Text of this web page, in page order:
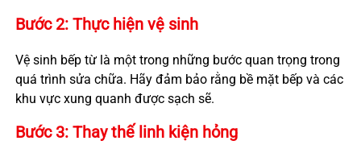
Bước 2: Thực hiện vệ sinh
Vệ sinh bếp từ là một trong những bước quan trọng trong
quá trình sửa chữa. Hãy đảm bảo rằng bề mặt bếp và các
khu vực xung quanh được sạch sẽ.
Bước 3: Thay thế linh kiện hỏng